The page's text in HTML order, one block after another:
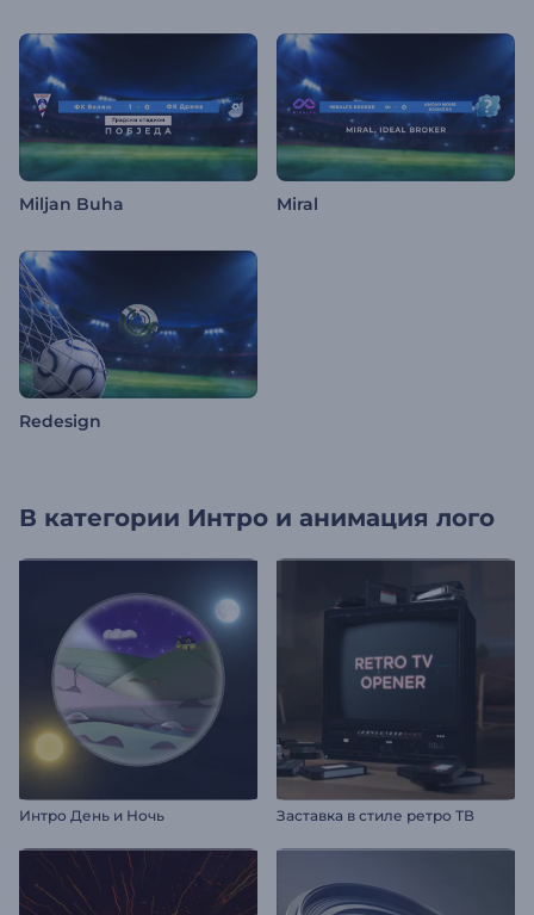
Miljan Buha Miral
Redesign
В категории Интро и анимация лого
Интро День и Ночь Заставка в стиле ретро ТВ